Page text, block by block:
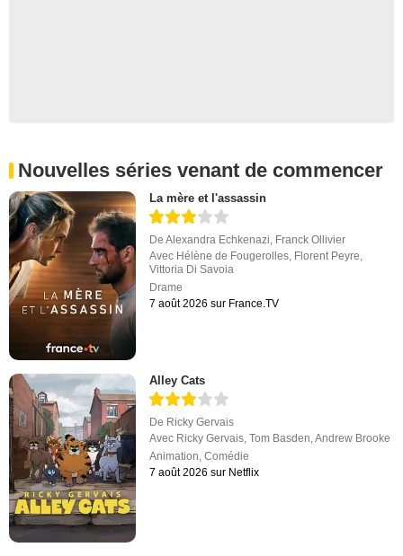
Nouvelles séries venant de commencer
La mère et l'assassin
DeAlexandra Echkenazi Franck Ollivier
Avec Hélène de Fougerolles Florent Peyre
Vittoria Di Savoia
Drame
7 août 2026 sur France.TV
Alley Cats
De Ricky Gervais
Avec Ricky Gervais,Tom Basden,Andrew Brooke
Animation,Comédie
7 août 2026 sur Netflix